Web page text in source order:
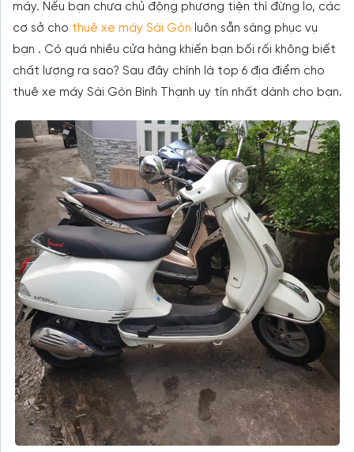
máy. Nếu bạn chưa chủ động phương tiện thì đừng lo, các
cơ sở cho thuê xe máy Sài Gòn luôn sẵn sàng phục vụ
bạn . Có quá nhiều cửa hàng khiến bạn bối rối không biết
chất lượng ra sao? Sau đây chính là top 6 địa điểm cho
thuê xe máy Sài Gòn Bình Thạnh uy tín nhất dành cho bạn.